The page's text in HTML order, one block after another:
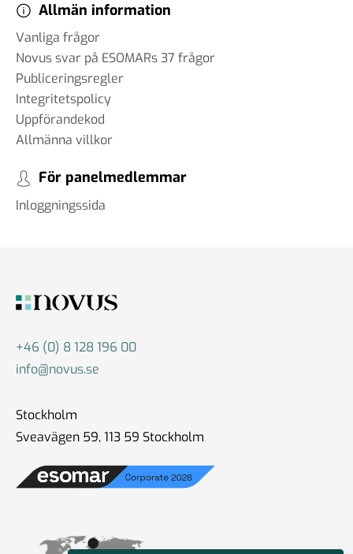
Allmän information
Vanliga frågor
Novus svar på ESOMARs 37 frågor
Publiceringsregler
Integritetspolicy
Uppförandekod
Allmänna villkor
För panelmedlemmar
Inloggningssida
+46 (0) 8 128 196 00
info@novus.se
Stockholm
Sveavägen 59, 113 59 Stockholm